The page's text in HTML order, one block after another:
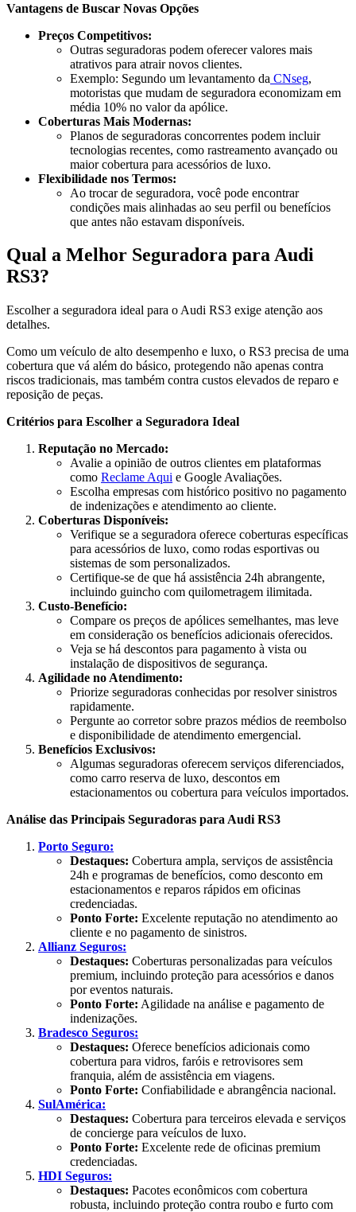
Vantagens de Buscar Novas Opções
Preços Competitivos:
Outras seguradoras podem oferecer valores mais
atrativos para atrair novos clientes.
Exemplo: Segundo um levantamento da CNseg,
motoristas que mudam de seguradora economizam em
média 10% no valor da apólice.
Coberturas Mais Modernas:
Planos de seguradoras concorrentes podem incluir
tecnologias recentes, como rastreamento avançado ou
maior cobertura para acessórios de luxo.
Flexibilidade nos Termos:
Ao trocar de seguradora, você pode encontrar
condições mais alinhadas ao seu perfil ou benefícios
que antes não estavam disponíveis.
Qual a Melhor Seguradora para Audi
RS3?
Escolher a seguradora ideal para o Audi RS3 exige atenção aos
detalhes.
Como um veículo de alto desempenho e luxo, o RS3 precisa de uma
cobertura que vá além do básico, protegendo não apenas contra
riscos tradicionais, mas também contra custos elevados de reparo e
reposição de peças.
Critérios para Escolher a Seguradora Ideal
Reputação no Mercado:
Avalie a opinião de outros clientes em plataformas
como Reclame Aqui e Google Avaliações.
Escolha empresas com histórico positivo no pagamento
de indenizações e atendimento ao cliente.
Coberturas Disponíveis:
Verifique se a seguradora oferece coberturas específicas
para acessórios de luxo, como rodas esportivas ou
sistemas de som personalizados.
Certifique-se de que há assistência 24h abrangente,
incluindo guincho com quilometragem ilimitada.
Custo-Benefício:
Compare os preços de apólices semelhantes, mas leve
em consideração os benefícios adicionais oferecidos.
Veja se há descontos para pagamento à vista ou
instalação de dispositivos de segurança.
Agilidade no Atendimento:
Priorize seguradoras conhecidas por resolver sinistros
rapidamente.
Pergunte ao corretor sobre prazos médios de reembolso
e disponibilidade de atendimento emergencial.
Benefícios Exclusivos:
Algumas seguradoras oferecem serviços diferenciados,
como carro reserva de luxo, descontos em
estacionamentos ou cobertura para veículos importados.
Análise das Principais Seguradoras para Audi RS3
Porto Seguro:
Destaques: Cobertura ampla, serviços de assistência
24h e programas de benefícios, como desconto em
estacionamentos e reparos rápidos em oficinas
credenciadas.
Ponto Forte: Excelente reputação no atendimento ao
cliente e no pagamento de sinistros.
Allianz Seguros:
Destaques: Coberturas personalizadas para veículos
premium, incluindo proteção para acessórios e danos
por eventos naturais.
Ponto Forte: Agilidade na análise e pagamento de
indenizações.
Bradesco Seguros:
Destaques: Oferece benefícios adicionais como
cobertura para vidros, faróis e retrovisores sem
franquia, além de assistência em viagens.
Ponto Forte: Confiabilidade e abrangência nacional.
SulAmérica:
Destaques: Cobertura para terceiros elevada e serviços
de concierge para veículos de luxo.
Ponto Forte: Excelente rede de oficinas premium
credenciadas.
HDI Seguros:
Destaques: Pacotes econômicos com cobertura
robusta, incluindo proteção contra roubo e furto com